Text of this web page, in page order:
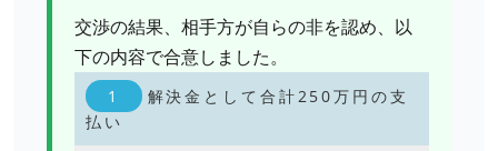
交渉の結果、相手方が自らの非を認め、以
下の内容で合意しました。
解決金として合計250万円の支
払い